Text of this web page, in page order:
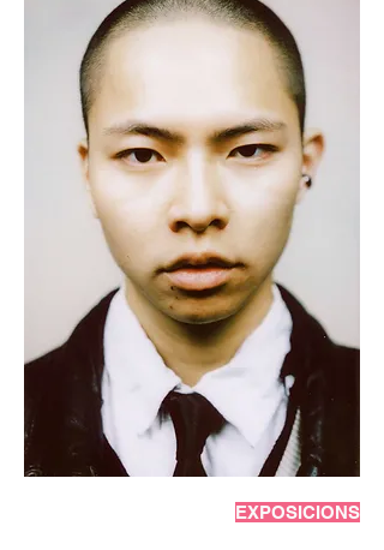
EXPOSICIONS